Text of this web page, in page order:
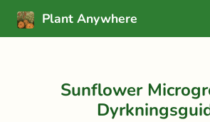
Plant Anywhere
Sunflower